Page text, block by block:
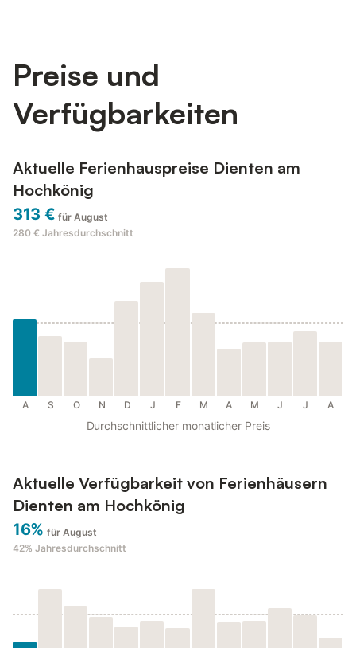
Preise und
Verfügbarkeiten
Aktuelle Ferienhauspreise Dienten am
Hochkönig
313 € für August
280 € Jahresdurchschnitt
A S O N D J F M A M J J A
Durchschnittlicher monatlicher Preis
Aktuelle Verfügbarkeit von Ferienhäusern
Dienten am Hochkönig
16% für August
42% Jahresdurchschnitt